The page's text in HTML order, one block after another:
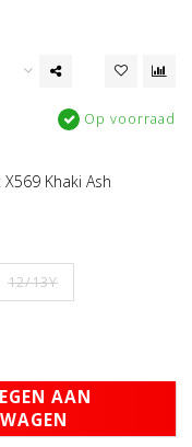
Op voorraad
Khaki Ash
12/13Y
AAN